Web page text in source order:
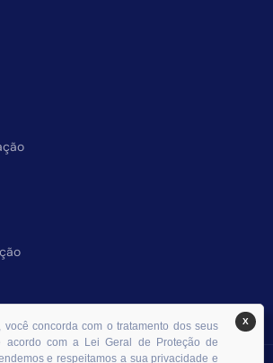
X
você concorda com o tratamento dos seus
acordo com a Lei Geral de Proteção de
e respeitamos a sua privacidade e